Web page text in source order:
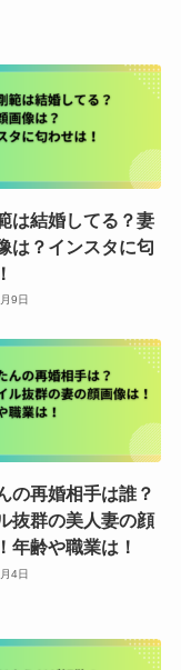
は結婚してる？妻
は？インスタに匂
9日
の再婚相手は誰？
抜群の美人妻の顔
年齢や職業は！
4日